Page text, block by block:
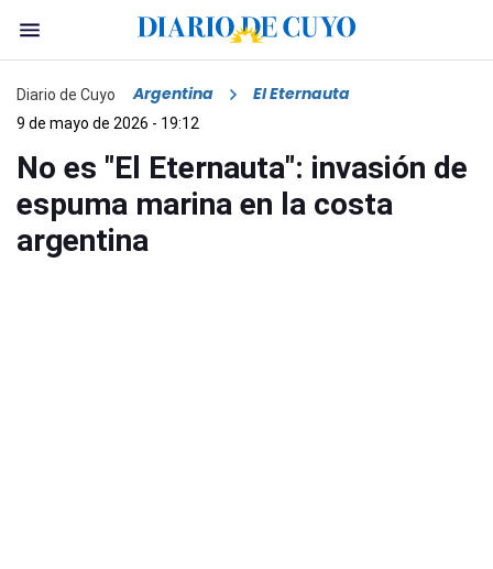
Diario de Cuyo Argentina El Eternauta
9 de mayo de 2026 - 19:12
No es "El Eternauta": invasión de
espuma marina en la costa
argentina